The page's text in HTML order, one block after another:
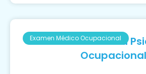
Examen Médico Ocupacional
La Función De La
Ocupacional